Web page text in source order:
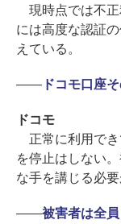
現時点では不正
には高度な認証
えている。
――ドコモ口座
ドコモ
正常に利用でき
を停止はしない
な手を講じる必
――被害者は全